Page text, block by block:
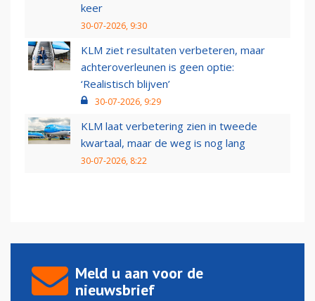
keer
30-07-2026, 9:30
KLM ziet resultaten verbeteren, maar
achteroverleunen is geen optie:
‘Realistisch blijven’
30-07-2026, 9:29
KLM laat verbetering zien in tweede
kwartaal, maar de weg is nog lang
30-07-2026, 8:22
Meld u aan voor de
nieuwsbrief